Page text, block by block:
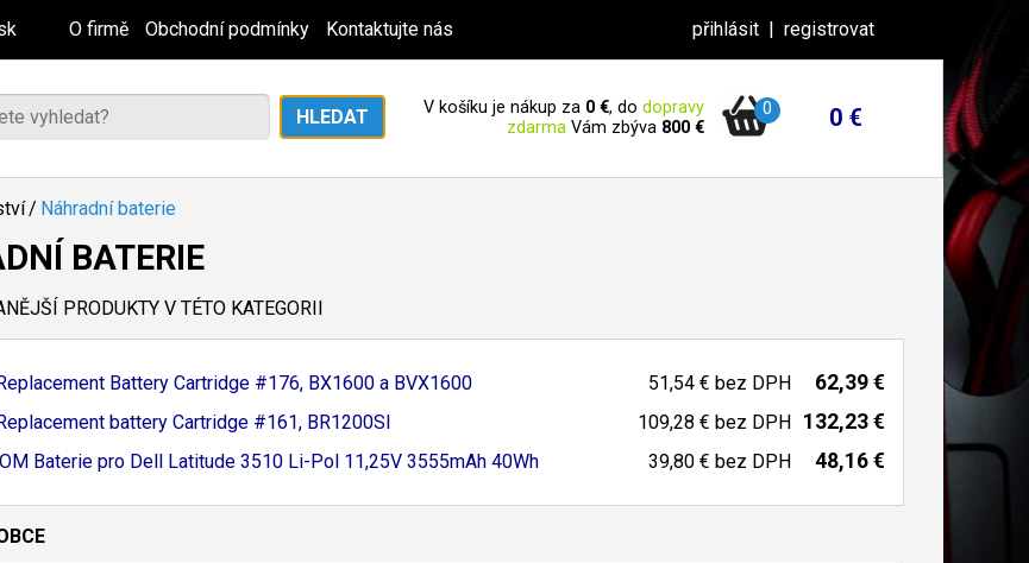
O firmě Obchodní podmínky Kontaktujte nás přihlásit | registrovat
V košíku je nákup za 0 €, do dopravy
zdarma Vám zbýva 800 €
0 0 €
/ Náhradní baterie
BATERIE
PRODUKTY V TÉTO KATEGORII
Battery Cartridge #176, BX1600 a BVX1600 51,54 € bez DPH 62,39 €
battery Cartridge #161, BR1200SI 109,28 € bez DPH 132,23 €
Baterie pro Dell Latitude 3510 Li-Pol 11,25V 3555mAh 40Wh 39,80 € bez DPH 48,16 €